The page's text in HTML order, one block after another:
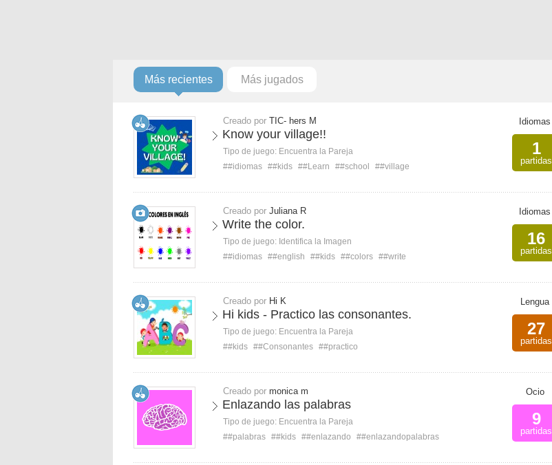
Más recientes Más jugados
Creado por TIC- hers M
Know your village!!
Tipo de juego: Encuentra la Pareja
##idiomas ##kids ##Learn ##school ##village
Idiomas
1
partidas
Creado por Juliana R
Write the color.
Tipo de juego: Identifica la Imagen
##idiomas ##english ##kids ##colors ##write
Idiomas
16
partidas
Creado por Hi K
Hi kids - Practico las consonantes.
Tipo de juego: Encuentra la Pareja
##kids ##Consonantes ##practico
Lengua
27
partidas
Creado por monica m
Enlazando las palabras
Tipo de juego: Encuentra la Pareja
##palabras ##kids ##enlazando ##enlazandopalabras
Ocio
9
partidas